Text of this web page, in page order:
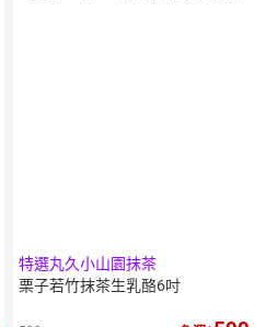
特選丸久小山園抹茶
栗子若竹抹茶生乳酪6吋